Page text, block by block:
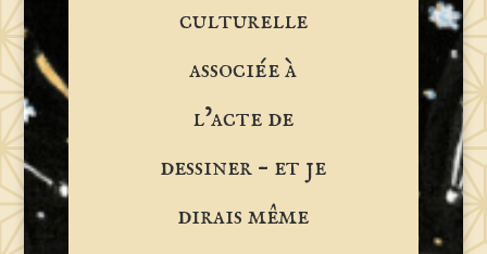
culturelle
associée à
l’acte de
dessiner – et je
dirais même